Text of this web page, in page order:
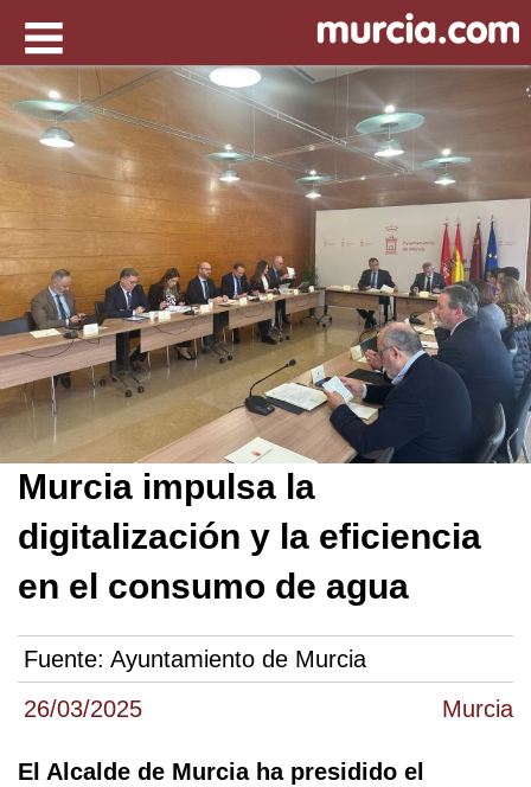
26/03/2025 Murcia
Murcia impulsa la
digitalización y la eficiencia
en el consumo de agua
Fuente: Ayuntamiento de Murcia
El Alcalde de Murcia ha presidido el